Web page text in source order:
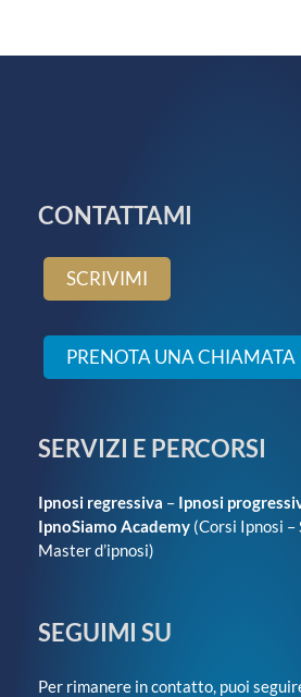
CONTATTAMI
SCRIVIMI
PRENOTA UNA CHIAMATA
SERVIZI E PERCORSI
Ipnosi regressiva – Ipnosi
IpnoSiamo Academy (Corsi Ipnosi –
Master d’ipnosi)
SEGUIMI SU
Per rimanere in contatto, puoi